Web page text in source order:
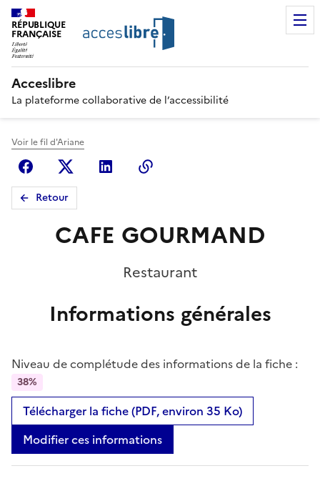
RÉPUBLIQUE
FRANÇAISE
Acceslibre
La plateforme collaborative de l’accessibilité
Voir le fil d'Ariane
FacebookX (anciennement Twitter)
Linkedin
Retour
CAFE GOURMAND
Restaurant
Informations générales
Niveau de complétude des informations de la fiche :
38%
Télécharger la fiche (PDF, environ 35 Ko)
Modifier ces informations